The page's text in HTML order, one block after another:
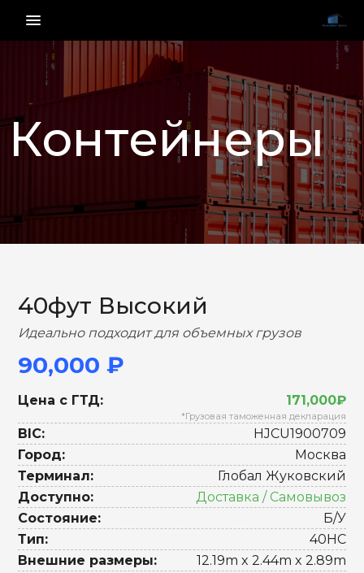
menu_vert
Контейнеры
НАЗАД ВПЕРЕД
40фут Высокий
Идеально подходит для объемных грузов
90,000 ₽
Цена с ГТД: 171,000₽
*Грузовая таможенная декларация
BIC:
HJCU1900709
Город:
Москва
Терминал:
Глобал Жуковский
Доступно:
Доставка / Самовывоз
Состояние:
Б/У
Тип:
40HC
Внешние размеры:
12.19m x 2.44m x 2.89m